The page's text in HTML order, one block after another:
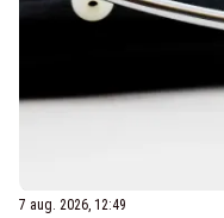
7 aug. 2026, 12:49